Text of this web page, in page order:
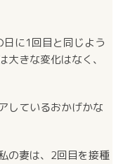
に1回目と同じよう
きな変化はなく、
しているおかげかな
の妻は、2回目を接種